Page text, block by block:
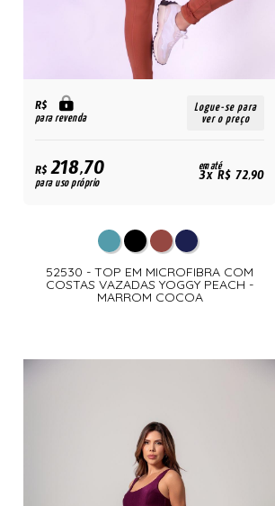
R$
para revenda
Logue-se para
ver o preço
R$218,70
para uso próprio
em até
3x R$ 72,90
52530 - TOP EM MICROFIBRA COM
COSTAS VAZADAS YOGGY PEACH -
MARROM COCOA